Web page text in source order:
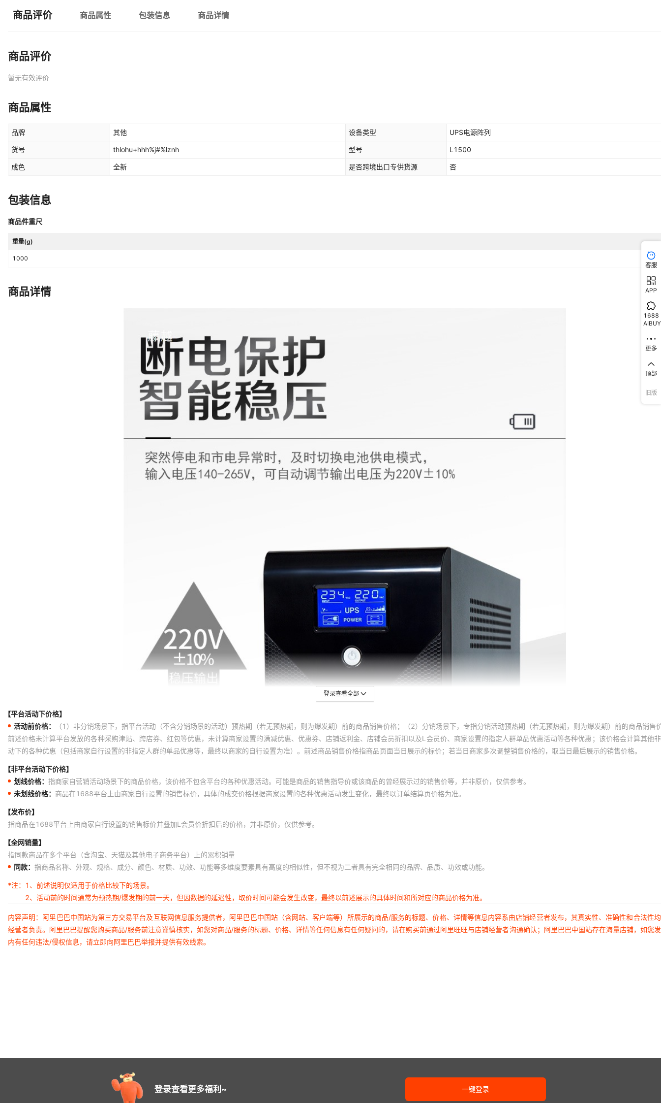
商品评价 商品属性 包装信息 商品详情
商品评价
暂无有效评价
商品属性
品牌 其他 设备类型 UPS电源阵列
货号 thlohu+hhh%j#%lznh 型号 L1500
成色 全新 是否跨境出口专供货源 否
包装信息
商品件重尺
重量(g)
1000
商品详情
登录查看全部
【平台活动下价格】
活动前价格：
（1）非分销场景下，指平台活动（不含分销场景的活动）预热期（若无预热期，则为爆发期）前的商品销售价格；（2）分销场景下，专指分销活动预热期（若无预热期，则为爆发期）前的商品销售
前述价格未计算平台发放的各种采购津贴、跨店券、红包等优惠，未计算商家设置的满减优惠、优惠券、店铺返利金、店铺会员折扣以及L会员价、商家设置的指定人群单品优惠活动等各种优惠；该价格会计算其他
动下的各种优惠（包括商家自行设置的非指定人群的单品优惠等，最终以商家的自行设置为准）。前述商品销售价格指商品页面当日展示的标价；若当日商家多次调整销售价格的，取当日最后展示的销售价格。
【非平台活动下价格】
划线价格： 指商家自营销活动场景下的商品价格，该价格不包含平台的各种优惠活动。可能是商品的销售指导价或该商品的曾经展示过的销售价等，并非原价，仅供参考。
未划线价格： 商品在1688平台上由商家自行设置的销售标价，具体的成交价格根据商家设置的各种优惠活动发生变化，最终以订单结算页价格为准。
【发布价】
指商品在1688平台上由商家自行设置的销售标价并叠加L会员价折扣后的价格，并非原价，仅供参考。
【全网销量】
指同款商品在多个平台（含淘宝、天猫及其他电子商务平台）上的累积销量
同款： 指商品名称、外观、规格、成分、颜色、材质、功效、功能等多维度要素具有高度的相似性，但不视为二者具有完全相同的品牌、品质、功效或功能。
*注：
1、前述说明仅适用于价格比较下的场景。
2、活动前的时间通常为预热期/爆发期的前一天，但因数据的延迟性，取价时间可能会发生改变，最终以前述展示的具体时间和所对应的商品价格为准。
内容声明：阿里巴巴中国站为第三方交易平台及互联网信息服务提供者，阿里巴巴中国站（含网站、客户端等）所展示的商品/服务的标题、价格、详情等信息内容系由店铺经营者发布，其真实性、准确性和合法性
经营者负责。阿里巴巴提醒您购买商品/服务前注意谨慎核实，如您对商品/服务的标题、价格、详情等任何信息有任何疑问的，请在购买前通过阿里旺旺与店铺经营者沟通确认；阿里巴巴中国站存在海量店铺，如您
内有任何违法/侵权信息，请立即向阿里巴巴举报并提供有效线索。
登录查看更多福利~ 一键登录
客服
APP
1688
AIBUY
更多
顶部
旧版